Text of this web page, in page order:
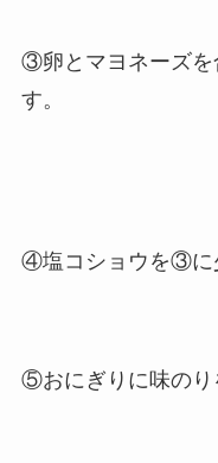
③卵とマヨネーズを
す。
④塩コショウを③に
⑤おにぎりに味のり